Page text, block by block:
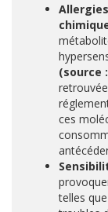
(source :
ces
telles